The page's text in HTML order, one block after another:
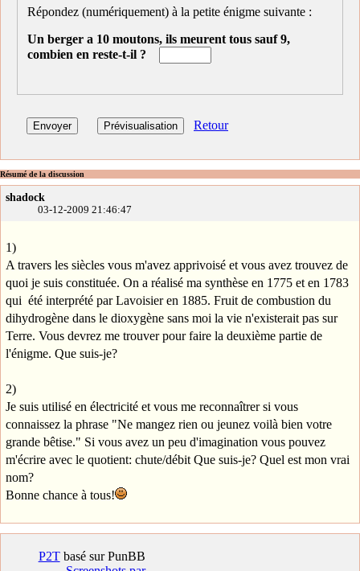
Répondez (numériquement) à la petite énigme suivante :
Un berger a 10 moutons, ils meurent tous sauf 9,
combien en reste-t-il ?
Retour
Résumé de la discussion
shadock
03-12-2009 21:46:47
1)
A travers les siècles vous m'avez apprivoisé et vous avez trouvez de
quoi je suis constituée. On a réalisé ma synthèse en 1775 et en 1783
qui été interprété par Lavoisier en 1885. Fruit de combustion du
dihydrogène dans le dioxygène sans moi la vie n'existerait pas sur
Terre. Vous devrez me trouver pour faire la deuxième partie de
l'énigme. Que suis-je?
2)
Je suis utilisé en électricité et vous me reconnaîtrer si vous
connaissez la phrase "Ne mangez rien ou jeunez voilà bien votre
grande bêtise." Si vous avez un peu d'imagination vous pouvez
m'écrire avec le quotient: chute/débit Que suis-je? Quel est mon vrai
nom?
Bonne chance à tous!
P2Tbasé sur PunBB